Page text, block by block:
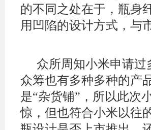
的不同之处在于，瓶身
用凹陷的设计方式，与
众所周知小米申请
众筹也有多种多种的产
是“杂货铺” ，所以此次
惊，但也符合小米以往